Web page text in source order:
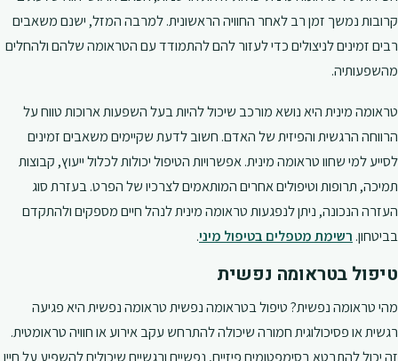
קרובות נמשך זמן רב לאחר החוויה הראשונית. למרבה המזל, ישנם משאבים
רבים זמינים לניצולים כדי לעזור להם להתמודד עם הטראומה שלהם ולהחלים
מהשפעותיה.
טראומה מינית היא נושא מורכב שיכול להיות בעל השפעות ארוכות טווח על
הרווחה הרגשית והפיזית של האדם. חשוב לדעת שקיימים משאבים זמינים
לסייע למי שחוו טראומה מינית. אפשרויות הטיפול יכולות לכלול ייעוץ, קבוצות
תמיכה, תרופות וטיפולים אחרים המותאמים לצרכיו של הפרט. בעזרת סוג
העזרה הנכונה, ניתן לנפגעות טראומה מינית לנהל חיים מספקים ולהתקדם
בביטחון. רשימת מטפלים בטיפול מיני.
טיפול בטראומה נפשית
מהי טראומה נפשית? טיפול בטראומה נפשית טראומה נפשית היא פגיעה
רגשית או פסיכולוגית חמורה שיכולה להתרחש עקב אירוע או חוויה טראומטית.
זה יכול להתבטא בסימפטומים פיזיים, נפשיים ורגשיים שיכולים להשפיע על חייו